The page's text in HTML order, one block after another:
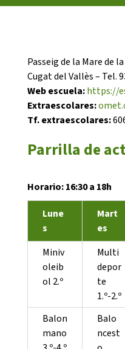
Passeig de la Mare de
Cugat del Vallès – Tel.
Web escuela:https://
Extraescolares:
Tf. extraescolares:
Parrilla de
Horario: 16:30 a 18h
Lune
s
Mart
es
Miniv
oleib
ol 2.º
Multi
depor
te
1.º-2.º
Balon
mano
Balo
ncest
SUPORT
La Fundació
Missió i valors
Els comptes clars
Proposta educativa